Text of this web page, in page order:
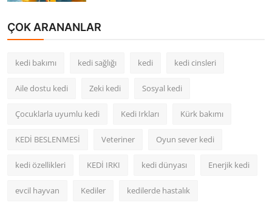
ÇOK ARANANLAR
kedi bakımı kedi sağlığı kedi kedi cinsleri
Aile dostu kedi Zeki kedi Sosyal kedi
Çocuklarla uyumlu kedi Kedi Irkları Kürk bakımı
KEDİ BESLENMESİ Veteriner Oyun sever kedi
kedi özellikleri KEDİ IRKI kedi dünyası Enerjik kedi
evcil hayvan Kediler kedilerde hastalık